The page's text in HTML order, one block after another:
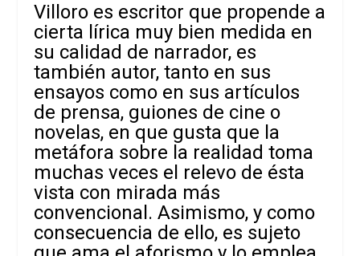
Villoro es escritor que propende a
cierta lírica muy bien medida en
su calidad de narrador, es
también autor, tanto en sus
ensayos como en sus artículos
de prensa, guiones de cine o
novelas, en que gusta que la
metáfora sobre la realidad toma
muchas veces el relevo de ésta
vista con mirada más
convencional. Asimismo, y como
consecuencia de ello, es sujeto